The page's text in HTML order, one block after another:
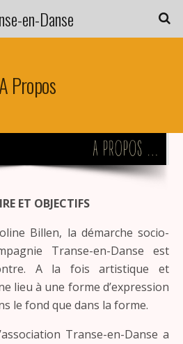
en-Danse
A Propos
ET OBJECTIFS
Billen, la démarche socio-
Transe-en-Danse est
A la fois artistique et
lieu à une forme d’expression
le fond que dans la forme.
Transe-en-Danse a